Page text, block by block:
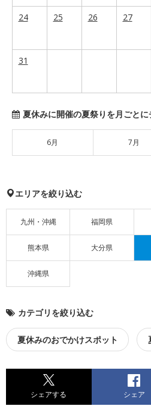
24 25 26 27
31
夏休みに開催の夏祭りを月ごとに
6月 7月
エリアを絞り込む
九州・沖縄 福岡県
熊本県 大分県
沖縄県
カテゴリを絞り込む
夏休みのおでかけスポット
シェアする シェア